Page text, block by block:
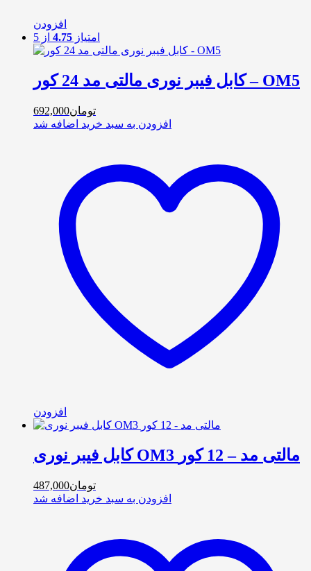
افزودن
امتیاز 4.75 از 5
کابل فیبر نوری مالتی مد 24 کور – OM5
تومان692,000
افزودن به سبد خرید اضافه شد
افزودن
کابل فیبر نوری OM3 مالتی مد – 12 کور
تومان487,000
افزودن به سبد خرید اضافه شد